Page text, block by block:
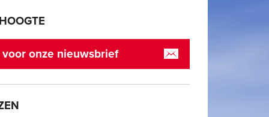
onze nieuwsbrief